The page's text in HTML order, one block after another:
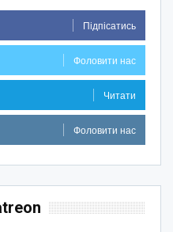
Підпісатись
Фоловити нас
Читати
Фоловити нас